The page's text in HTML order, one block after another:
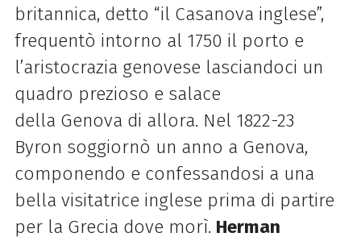
britannica, detto “il Casanova inglese”,
frequentò intorno al 1750 il porto e
l’aristocrazia genovese lasciandoci un
quadro prezioso e salace
della Genova di allora. Nel 1822-23
Byron soggiornò un anno a Genova,
componendo e confessandosi a una
bella visitatrice inglese prima di partire
per la Grecia dove morì. Herman